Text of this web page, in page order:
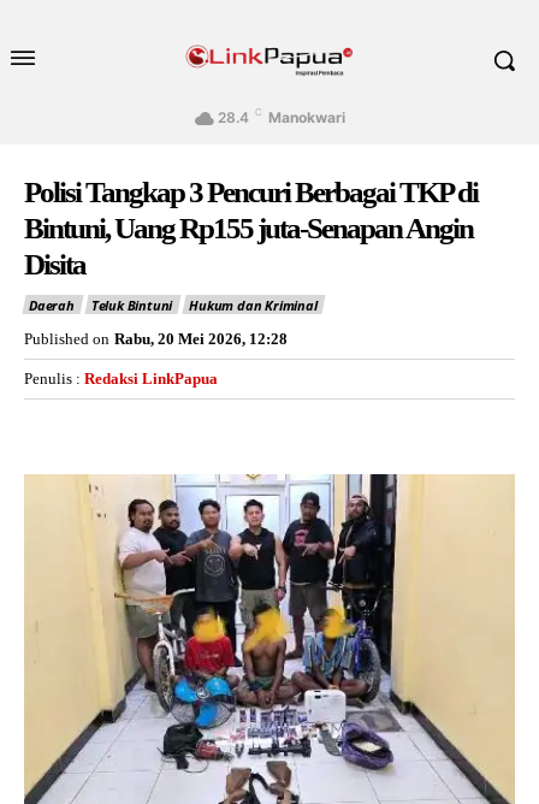
28.4 C Manokwari
Polisi Tangkap 3 Pencuri Berbagai TKP di
Bintuni, Uang Rp155 juta-Senapan Angin
Disita
Daerah Teluk Bintuni
Hukum dan Kriminal
Published on Rabu, 20 Mei 2026, 12:28
Penulis : Redaksi LinkPapua